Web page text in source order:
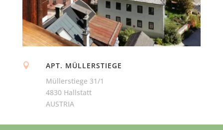

APT. MÜLLERSTIEGE
Müllerstiege 31/1
4830 Hallstatt
AUSTRIA